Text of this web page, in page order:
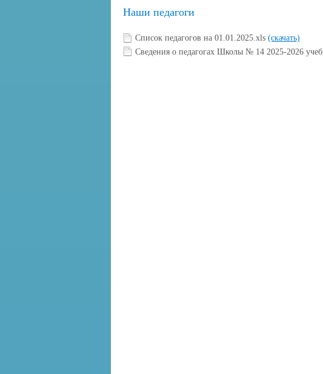
Наши педагоги
Список педагогов на 01.01.2025.xls (скачать)
Сведения о педагогах Школы № 14 2025-2026